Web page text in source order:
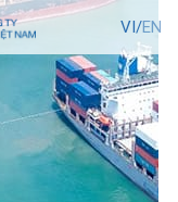
VI/EN